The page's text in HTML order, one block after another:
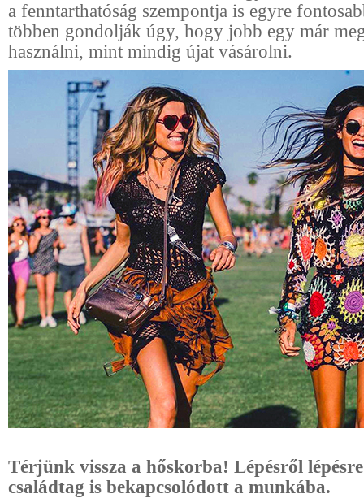
a fenntarthatóság szempontja is egyre
többen gondolják úgy, hogy jobb egy már
használni, mint mindig újat vásárolni.
Térjünk vissza a hőskorba! Lépésről
családtag is bekapcsolódott a munkába.